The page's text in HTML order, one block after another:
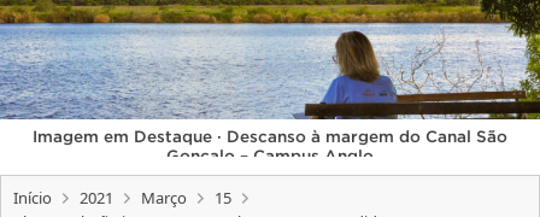
CONCURSOS
EDITAIS
INTERNACIONAL
OUVIDORIA
PORTARIAS
Imagem em Destaque · Descanso à margem do Canal São
Gonçalo – Campus Anglo
Início 2021 Março
15